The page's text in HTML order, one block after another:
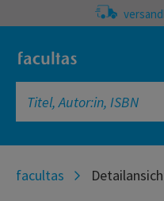
facultas